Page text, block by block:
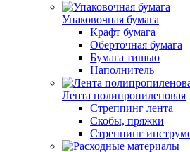
Упаковочная бумага
Крафт бумага
Оберточная бумага
Бумага тишью
Наполнитель
Лента полипропиленовая
Стреппинг лента
Скобы, пряжки
Стреппинг